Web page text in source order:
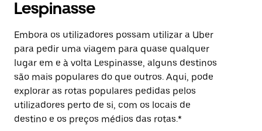
Lespinasse
Embora os utilizadores possam utilizar a Uber
para pedir uma viagem para quase qualquer
lugar em e à volta Lespinasse, alguns destinos
são mais populares do que outros. Aqui, pode
explorar as rotas populares pedidas pelos
utilizadores perto de si, com os locais de
destino e os preços médios das rotas.*